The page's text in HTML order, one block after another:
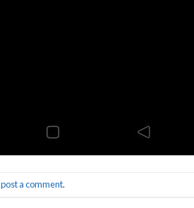
post a comment.